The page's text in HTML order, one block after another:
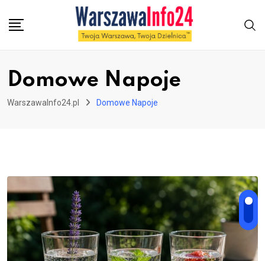
Domowe Napoje
WarszawaInfo24.pl Domowe Napoje